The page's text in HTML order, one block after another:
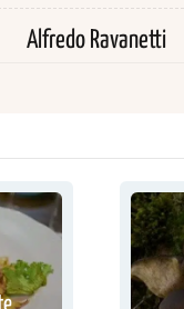
Alfredo Ravanetti